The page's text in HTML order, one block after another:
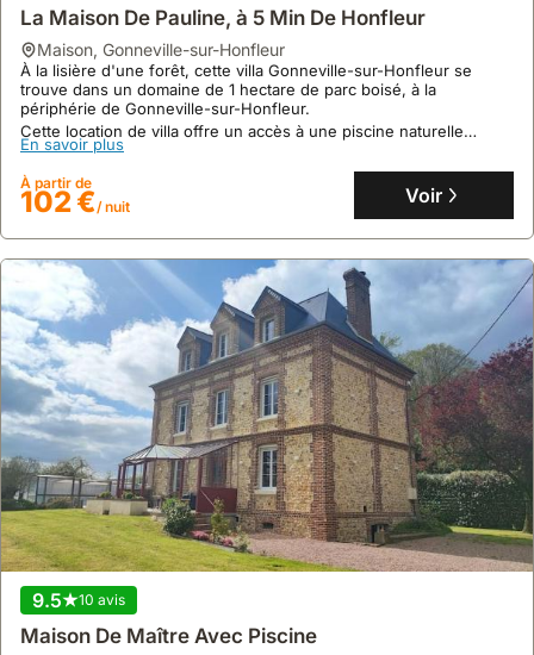
8.3 24 avis
La Terrasse De Sacha House With Terrace &
Fireplace 4 Guests
maison,Honfleur
À 500 mètres du Vieux Port de Honfleur, cette villa de vacances
offre un accès rapide à la plage de Butin en 12 minutes de
marche.
cuisine équipée et d'une connexion Wi-Fi gratuite.
En savoir plus
À partir de
297 €/ nuit Voir
La Maison De Pauline, à 5 Min De Honfleur
maison, Gonneville-sur-Honfleur
À la lisière d'une forêt, cette villa Gonneville-sur-Honfleur se
trouve dans un domaine de 1 hectare de parc boisé, à la
périphérie de Gonneville-sur-Honfleur.
Cette location de villa offre un accès à une piscine naturelle
chauffée de 12x4m (mai-septembre 2025) et peut accueillir
jusqu'à 4 personnes dans son annexe restaurée et lumineuse.
En savoir plus
À partir de
102 €/ nuit Voir
9.5 10 avis
Maison De Maître Avec Piscine